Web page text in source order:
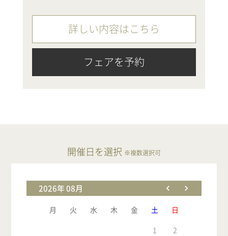
詳しい内容はこちら
フェアを予約
開催日を選択 ※複数選択可
2026年 08月
月 火 水 木 金 土
日
1
2